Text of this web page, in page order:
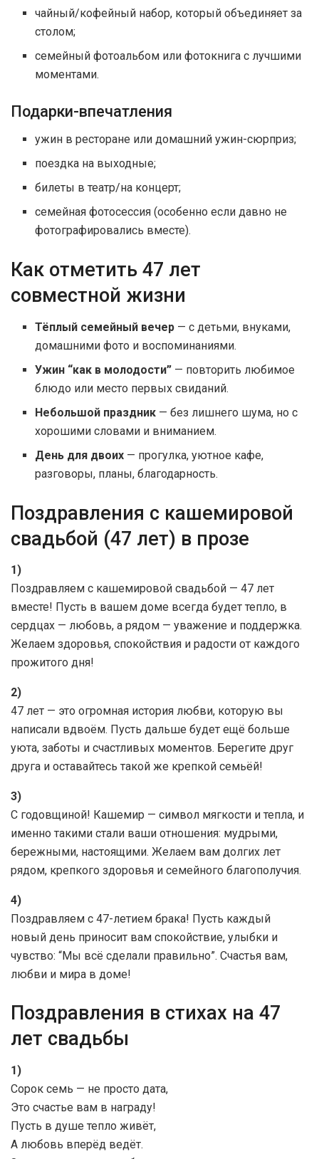
чайный/кофейный набор, который объединяет за
столом;
семейный фотоальбом или фотокнига с лучшими
моментами.
Подарки-впечатления
ужин в ресторане или домашний ужин-сюрприз;
поездка на выходные;
билеты в театр/на концерт;
семейная фотосессия (особенно если давно не
фотографировались вместе).
Как отметить 47 лет
совместной жизни
Тёплый семейный вечер — с детьми, внуками,
домашними фото и воспоминаниями.
Ужин “как в молодости” — повторить любимое
блюдо или место первых свиданий.
Небольшой праздник — без лишнего шума, но с
хорошими словами и вниманием.
День для двоих — прогулка, уютное кафе,
разговоры, планы, благодарность.
Поздравления с кашемировой
свадьбой (47 лет) в прозе
1)
Поздравляем с кашемировой свадьбой — 47 лет
вместе! Пусть в вашем доме всегда будет тепло, в
сердцах — любовь, а рядом — уважение и поддержка.
Желаем здоровья, спокойствия и радости от каждого
прожитого дня!
2)
47 лет — это огромная история любви, которую вы
написали вдвоём. Пусть дальше будет ещё больше
уюта, заботы и счастливых моментов. Берегите друг
друга и оставайтесь такой же крепкой семьёй!
3)
С годовщиной! Кашемир — символ мягкости и тепла, и
именно такими стали ваши отношения: мудрыми,
бережными, настоящими. Желаем вам долгих лет
рядом, крепкого здоровья и семейного благополучия.
4)
Поздравляем с 47-летием брака! Пусть каждый
новый день приносит вам спокойствие, улыбки и
чувство: “Мы всё сделали правильно”. Счастья вам,
любви и мира в доме!
Поздравления в стихах на 47
лет свадьбы
1)
Сорок семь — не просто дата,
Это счастье вам в награду!
Пусть в душе тепло живёт,
А любовь вперёд ведёт.